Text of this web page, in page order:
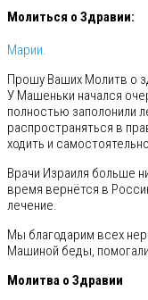
Молиться о Здравии:
Марии.
Прошу Ваших Молитв о
У Машеньки начался
полностью заполонили
распространяться в
ходить и
Врачи Израиля больше
время вернётся в
лечение.
Мы благодарим всех
Машиной беды,
Молитва о Здравии